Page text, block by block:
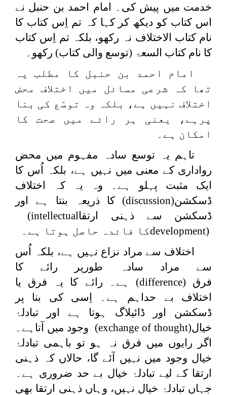
خدمت میں پیش کی۔ امام احمد بن حنبل نے
اس کتاب کو دیکھ کر کہا کہ تم اِس کتاب کا
نام کتاب الاختلاف نہ رکھو، بلکہ تم اِس کتاب
کا نام کتاب السعۃ (توسع والی کتاب) رکھو۔
امام احمد بن حنبل کا مطلب یہ
تھا کہ شرعی مسائل میں اختلاف محض
اختلاف نہیں ہے، بلکہ وہ توسّع کی بنا
پرہے، یعنی ہر رائے میں صحت کا
امکان ہے۔
تاہم یہ توسع سادہ مفہوم میں محض
رواداری کے معنی میں نہیں ہے، بلکہ اُس کا
ایک مثبت پہلو ہے۔ وہ یہ کہ اختلاف
ڈسکشن(discussion)کا ذریعہ بنتا ہے اور
ڈسکشن سے ذہنی ارتقا(intellectual
development)کا فائدہ حاصل ہوتا ہے۔
اختلاف سے مراد نزاع نہیں ہے، بلکہ اُس
سے مراد سادہ طورپر رائے کا
فرق (difference)
ہے۔ رائے کا یہ فرق یا
اختلاف بے حداہم ہے۔ اِسی کی بنا پر
ڈسکشن اور ڈائیلاگ ہوتا ہے اور تبادلۂ
خیال(exchange of thought) وجود میں آتاہے۔
اگر رایوں میں فرق نہ ہو تو باہمی تبادلۂ
خیال وجود میں نہیں آئے گا، حالاں کہ ذہنی
ارتقا کے لیے تبادلۂ خیال بے حد ضروری ہے۔
جہاں تبادلۂ خیال نہیں، وہاں ذہنی ارتقا بھی